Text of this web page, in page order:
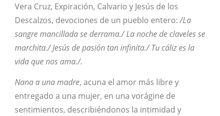
Vera Cruz, Expiración, Calvario y Jesús de los
Descalzos, devociones de un pueblo entero:/La
sangre mancillada se derrama./ La noche de claveles se
marchita./ Jesús de pasión tan infinita./ Tu cáliz es la
vida que nos ama./.
Nana a una madre, acuna el amor más libre y
entregado a una mujer, en una vorágine de
sentimientos, describiéndonos la intimidad y